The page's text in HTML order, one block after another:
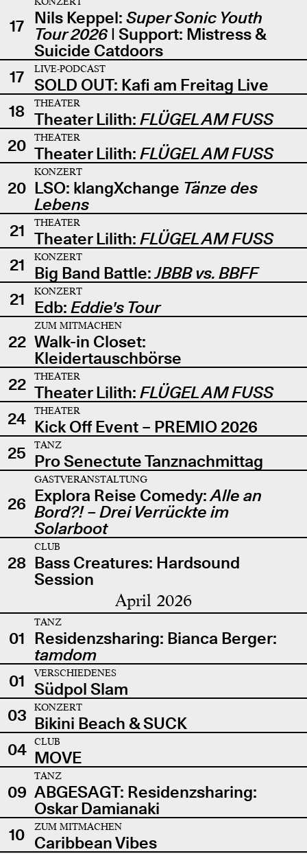
17 Nils Keppel: Super Sonic Youth
Tour 2026| Support: Mistress &
Suicide Catdoors
17
LIVE-PODCAST
SOLD OUT: Kafi am Freitag Live
18
THEATER
Theater Lilith: FLÜGEL AM FUSS
20
THEATER
Theater Lilith: FLÜGEL AM FUSS
20
KONZERT
LSO: klangXchange Tänze des
Lebens
21
THEATER
Theater Lilith: FLÜGEL AM FUSS
21
KONZERT
Big Band Battle:JBBB vs. BBFF
21
KONZERT
Edb: Eddie's Tour
22
ZUM MITMACHEN
Walk-in Closet:
Kleidertauschbörse
22
THEATER
Theater Lilith: FLÜGEL AM FUSS
24
THEATER
Kick Off Event – PREMIO 2026
25
TANZ
Pro Senectute Tanznachmittag
26
GASTVERANSTALTUNG
Explora Reise Comedy:Alle an
Bord?! – Drei Verrückte im
Solarboot
28
CLUB
Bass Creatures: Hardsound
Session
April 2026
01
TANZ
Residenzsharing: Bianca Berger:
tamdom
01
VERSCHIEDENES
Südpol Slam
03
KONZERT
Bikini Beach & SUCK
04
CLUB
MOVE
09
TANZ
ABGESAGT: Residenzsharing:
Oskar Damianaki
10
ZUM MITMACHEN
Caribbean Vibes